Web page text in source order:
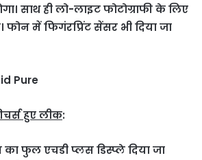
साथ ही लो-लाइट फोटोग्राफी के लिए
फोन में फिगंरप्रिंट सेंसर भी दिया जा
Pure
हुए लीक:
फुल एचडी प्लस डिस्प्ले दिया जा